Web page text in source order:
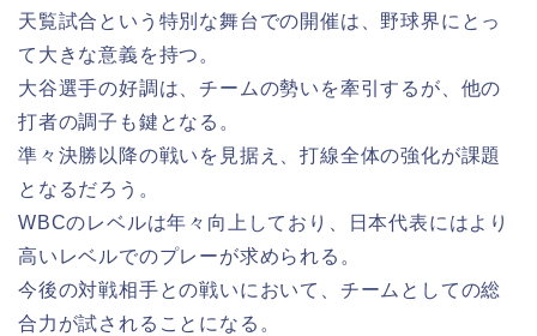
天覧試合という特別な舞台での開催は、野球界にとっ
て大きな意義を持つ。
大谷選手の好調は、チームの勢いを牽引するが、他の
打者の調子も鍵となる。
準々決勝以降の戦いを見据え、打線全体の強化が課題
となるだろう。
WBCのレベルは年々向上しており、日本代表にはより
高いレベルでのプレーが求められる。
今後の対戦相手との戦いにおいて、チームとしての総
合力が試されることになる。